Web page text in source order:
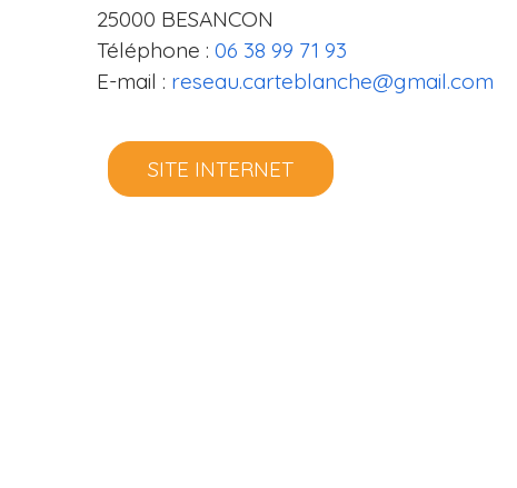
25000 BESANCON
Téléphone : 06 38 99 71 93
E-mail : reseau.carteblanche@gmail.com
SITE INTERNET